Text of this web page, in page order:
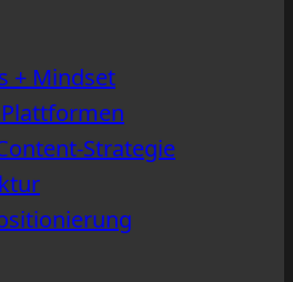
+ Mindset
Strategie